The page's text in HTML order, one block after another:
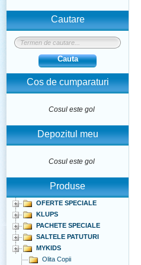
Cautare
Cauta
Cos de cumparaturi
Cosul este gol
Depozitul meu
Cosul este gol
Produse
OFERTE SPECIALE
KLUPS
PACHETE SPECIALE
SALTELE PATUTURI
MYKIDS
Olita Copii